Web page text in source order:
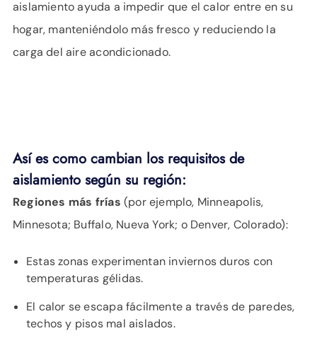
aislamiento ayuda a impedir que el calor entre en su
hogar, manteniéndolo más fresco y reduciendo la
carga del aire acondicionado.
Así es como cambian los requisitos de
aislamiento según su región:
Regiones más frías (por ejemplo, Minneapolis,
Minnesota; Buffalo, Nueva York; o Denver, Colorado):
Estas zonas experimentan inviernos duros con
temperaturas gélidas.
El calor se escapa fácilmente a través de paredes,
techos y pisos mal aislados.